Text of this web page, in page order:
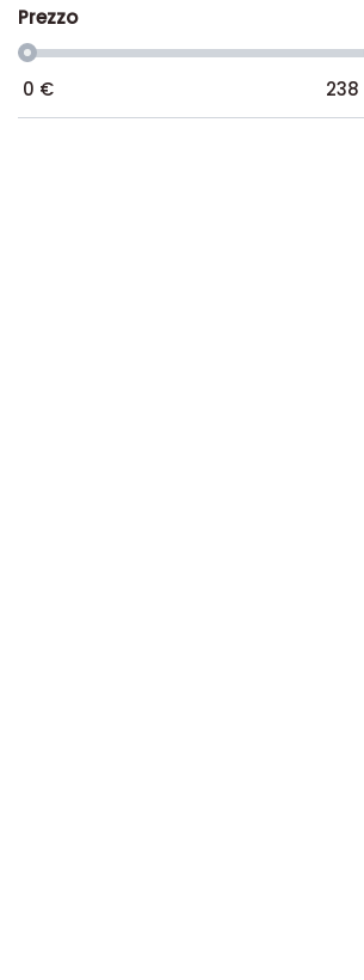
Prezzo
0 € 238